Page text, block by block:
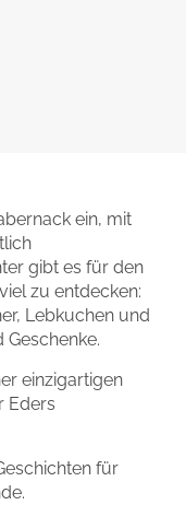
ein, mit
gibt es für den
zu entdecken:
Lebkuchen und
einzigartigen
Eders
für